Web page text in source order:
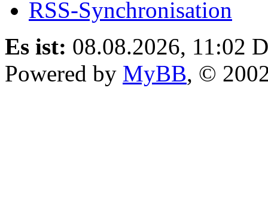
RSS-Synchronisation
Es ist: 08.08.2026, 11:02
Powered by MyBB, ©